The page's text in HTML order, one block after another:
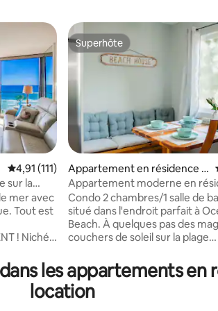
: 4,9 sur 5
Évaluation moyenne sur la base de 111
4,91 (111)
sur la
mer avec
Tout est
! Niché
PB, à
profiter de
pubs et
Superhôte
Superhôte
Appartement en résidence ⋅
Ocean Beach
Appartement moderne en
fermée à quelques pas de la
attractions
Condo 2 chambres/1 salle de
situé dans l'endroit parfait à
Beach. À quelques pas des magnifiques
couchers de soleil sur la plage
restaurants savoureux vus sur
Network. Vous êtes également à
quelques minutes en voiture
que San Diego a à offrir :
les appartements en
location